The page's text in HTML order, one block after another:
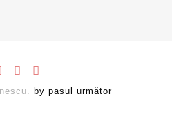
by pasul următor